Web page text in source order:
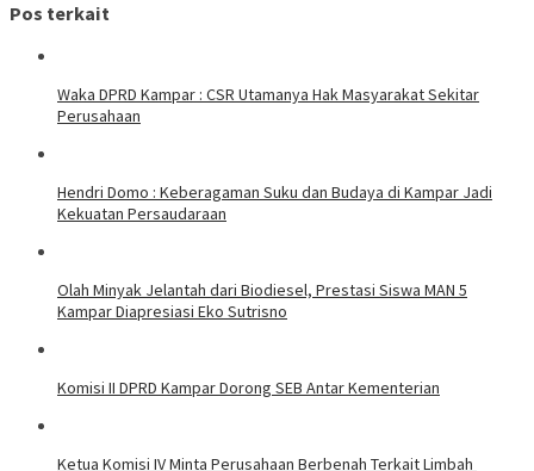
Pos terkait
Waka DPRD Kampar : CSR Utamanya Hak Masyarakat Sekitar
Perusahaan
Hendri Domo : Keberagaman Suku dan Budaya di Kampar Jadi
Kekuatan Persaudaraan
Olah Minyak Jelantah dari Biodiesel, Prestasi Siswa MAN 5
Kampar Diapresiasi Eko Sutrisno
Komisi II DPRD Kampar Dorong SEB Antar Kementerian
Ketua Komisi IV Minta Perusahaan Berbenah Terkait Limbah